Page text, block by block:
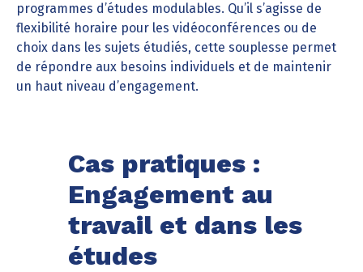
programmes d’études modulables. Qu’il s’agisse de
flexibilité horaire pour les vidéoconférences ou de
choix dans les sujets étudiés, cette souplesse permet
de répondre aux besoins individuels et de maintenir
un haut niveau d’engagement.
Cas pratiques :
Engagement au
travail et dans les
études